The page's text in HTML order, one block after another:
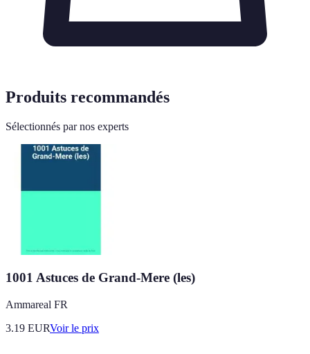
Produits recommandés
Sélectionnés par nos experts
1001 Astuces de Grand-Mere (les)
Ammareal FR
3.19 EURVoir le prix